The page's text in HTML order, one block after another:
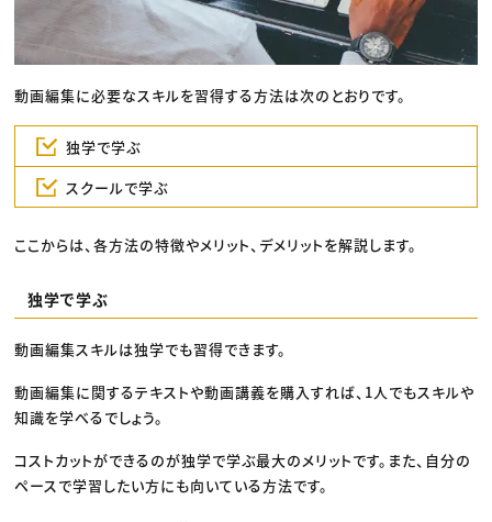
動画編集に必要なスキルを習得する方法は次のとおりです。
独学で学ぶ
スクールで学ぶ
ここからは、各方法の特徴やメリット、デメリットを解説します。
独学で学ぶ
動画編集スキルは独学でも習得できます。
動画編集に関するテキストや動画講義を購入すれば、1人でもスキルや
知識を学べるでしょう。
コストカットができるのが独学で学ぶ最大のメリットです。また、自分の
ペースで学習したい方にも向いている方法です。